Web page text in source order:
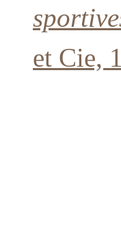
et Cie,